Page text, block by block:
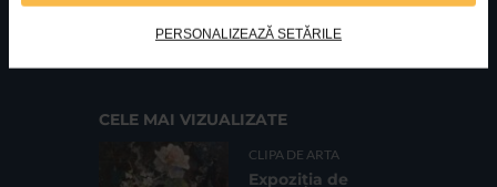
PERSONALIZEAZĂ SETĂRILE
Cod fiscal: 9164384Sediu social: Str. Delfinului, Nr. 6, parter Bl. 42,
CELE MAI VIZUALIZATE
CLIPA DE ARTA
Expoziția de